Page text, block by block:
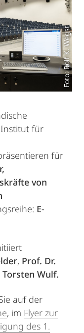
Foto: Rolf K. Wegst
für
für
von
E-
, Prof. Dr.
Torsten Wulf.
auf der
, im Flyer zur
des 1.